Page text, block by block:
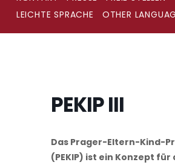
LEICHTE SPRACHE
OTHER
PEKIP III
Das Prager-Eltern-Kind-
(PEKIP) ist ein Konzept für